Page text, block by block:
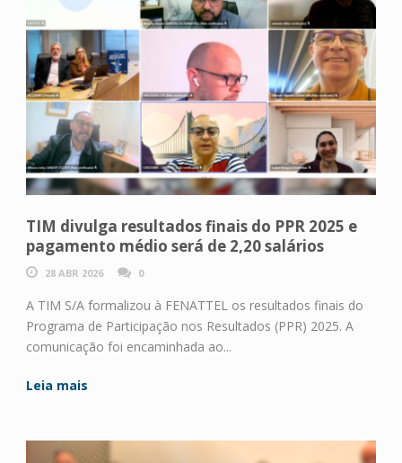
TIM divulga resultados finais do PPR 2025 e
pagamento médio será de 2,20 salários
28 ABR 2026 0
A TIM S/A formalizou à FENATTEL os resultados finais do
Programa de Participação nos Resultados (PPR) 2025. A
comunicação foi encaminhada ao...
Leia mais